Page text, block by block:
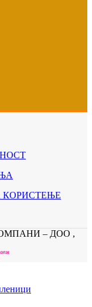
КОРИСТЕЊЕ
– ДОО ,